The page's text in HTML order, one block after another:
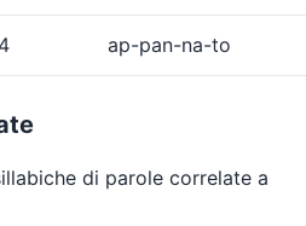
4 ap-pan-na-to
di parole correlate a